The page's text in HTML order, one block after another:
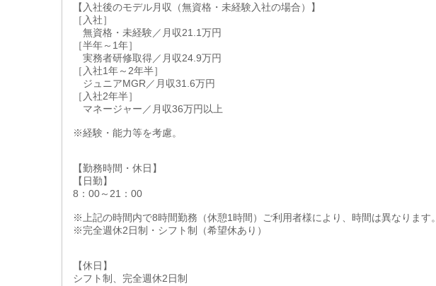
【入社後のモデル月収（無資格・未経験入社の場合）】
［入社］
無資格・未経験／月収21.1万円
［半年～1年］
実務者研修取得／月収24.9万円
［入社1年～2年半］
ジュニアMGR／月収31.6万円
［入社2年半］
マネージャー／月収36万円以上
※経験・能力等を考慮。
【勤務時間・休日】
【日勤】
8：00～21：00
※上記の時間内で8時間勤務（休憩1時間）ご利用者様により、時間は異なります。
※完全週休2日制・シフト制（希望休あり）
【休日】
シフト制、完全週休2日制